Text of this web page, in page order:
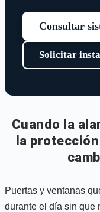
Consultar
Solicitar
Cuando la
la
Puertas y ventanas
durante el día sin que